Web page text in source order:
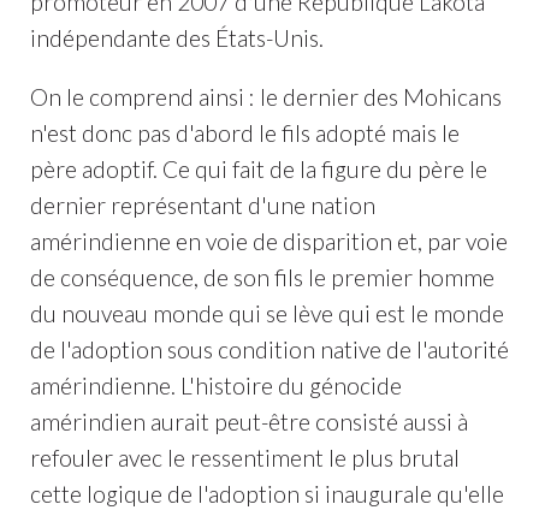
indépendante des États-Unis.
On le comprend ainsi : le dernier des Mohicans
n'est donc pas d'abord le fils adopté mais le
père adoptif. Ce qui fait de la figure du père le
dernier représentant d'une nation
amérindienne en voie de disparition et, par voie
de conséquence, de son fils le premier homme
du nouveau monde qui se lève qui est le monde
de l'adoption sous condition native de l'autorité
amérindienne. L'histoire du génocide
amérindien aurait peut-être consisté aussi à
refouler avec le ressentiment le plus brutal
cette logique de l'adoption si inaugurale qu'elle